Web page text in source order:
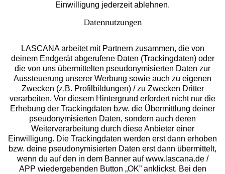
Services
Beratung
Über uns
Rechtliches
Einwilligung jederzeit ablehnen.
Datennutzungen
LASCANA arbeitet mit Partnern zusammen, die von
deinem Endgerät abgerufene Daten (Trackingdaten) oder
die von uns übermittelten pseudonymisierten Daten zur
Aussteuerung unserer Werbung sowie auch zu eigenen
Zwecken (z.B. Profilbildungen) / zu Zwecken Dritter
verarbeiten. Vor diesem Hintergrund erfordert nicht nur die
Erhebung der Trackingdaten bzw. die Übermittlung deiner
pseudonymisierten Daten, sondern auch deren
Weiterverarbeitung durch diese Anbieter einer
Einwilligung. Die Trackingdaten werden erst dann erhoben
bzw. deine pseudonymisierten Daten erst dann übermittelt,
wenn du auf den in dem Banner auf www.lascana.de /
APP wiedergebenden Button „OK” anklickst. Bei den